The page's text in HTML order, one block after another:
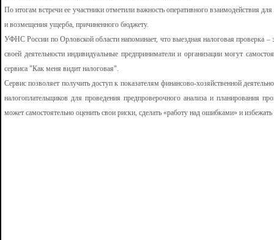
По итогам встречи ее участники отметили важность оперативного взаимодействия
и возмещения ущерба, причиненного бюджету.
УФНС России по Орловской области напоминает, что выездная налоговая проверка
своей деятельности индивидуальные предприниматели и организации могут
сервиса "Как меня видит налоговая".
Сервис позволяет получить доступ к показателям финансово-хозяйственной
налогоплательщиков для проведения предпроверочного анализа и планирования
может самостоятельно оценить свои риски, сделать «работу над ошибками» и